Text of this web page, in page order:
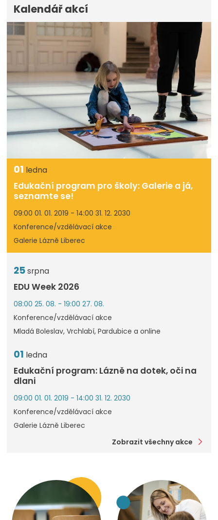
Kalendář akcí
01 ledna
Edukační program pro školy: Galerie a já,
seznamte se!
09:00 01. 01. 2019 - 14:00 31. 12. 2030
Konference/vzdělávací akce
Galerie Lázně Liberec
25srpna
EDU Week 2026
08:00 25. 08. - 19:00 27. 08.
Konference/vzdělávací akce
Mladá Boleslav, Vrchlabí, Pardubice a online
01 ledna
Edukační program: Lázně na dotek, oči na
dlani
09:00 01. 01. 2019 - 14:00 31. 12. 2030
Konference/vzdělávací akce
Galerie Lázně Liberec
Zobrazit všechny akce